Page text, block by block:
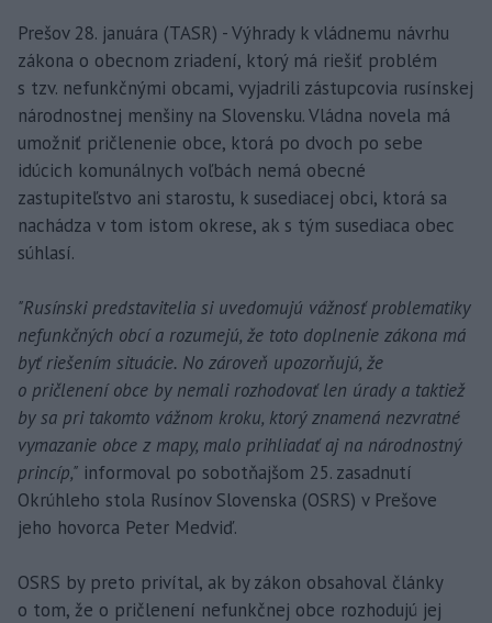
Prešov 28. januára (TASR) - Výhrady k vládnemu návrhu
zákona o obecnom zriadení, ktorý má riešiť problém
s tzv. nefunkčnými obcami, vyjadrili zástupcovia rusínskej
národnostnej menšiny na Slovensku. Vládna novela má
umožniť pričlenenie obce, ktorá po dvoch po sebe
idúcich komunálnych voľbách nemá obecné
zastupiteľstvo ani starostu, k susediacej obci, ktorá sa
nachádza v tom istom okrese, ak s tým susediaca obec
súhlasí.
"Rusínski predstavitelia si uvedomujú vážnosť problematiky
nefunkčných obcí a rozumejú, že toto doplnenie zákona má
byť riešením situácie. No zároveň upozorňujú, že
o pričlenení obce by nemali rozhodovať len úrady a taktiež
by sa pri takomto vážnom kroku, ktorý znamená nezvratné
vymazanie obce z mapy, malo prihliadať aj na národnostný
princíp," informoval po sobotňajšom 25. zasadnutí
Okrúhleho stola Rusínov Slovenska (OSRS) v Prešove
jeho hovorca Peter Medviď.
OSRS by preto privítal, ak by zákon obsahoval články
o tom, že o pričlenení nefunkčnej obce rozhodujú jej